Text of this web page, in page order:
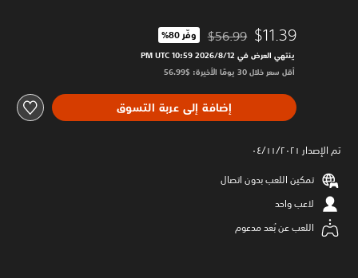
$11.39 مخصوم من السعر الأصلي البالغ $56.99‏
$56.99 وفّر 80%‏
ينتهي العرض في 12‏/8‏/2026 10:59 PM UTC‏
أقل سعر خلال 30 يومًا الأخيرة: $56.99‏
إضافة إلى عربة التسوق
تم الإصدار ٠٤/١١/٢٠٢١
تمكين اللعب بدون اتصال
لاعب واحد
اللعب عن بُعد مدعوم